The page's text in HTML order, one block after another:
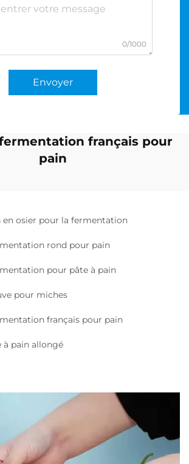
0/1000
Envoyer
français pour
pain
en osier pour la fermentation
rond pour pain
pour pâte à pain
pour miches
français pour pain
à pain allongé